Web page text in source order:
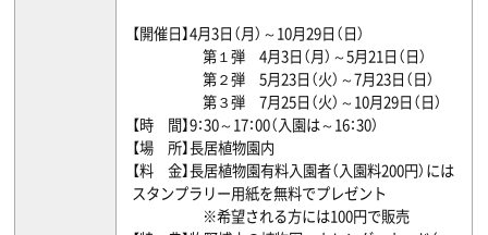
【開催日】4月3日（月）～10月29日（日）
第１弾 4月3日（月）～5月21日（日）
第２弾 5月23日（火）～7月23日（日）
第３弾 7月25日（火）～10月29日（日）
【時 間】9：30～17：00（入園は～16：30）
【場 所】長居植物園内
【料 金】長居植物園有料入園者（入園料200円）には
スタンプラリー用紙を無料でプレゼント
※希望される方には100円で販売